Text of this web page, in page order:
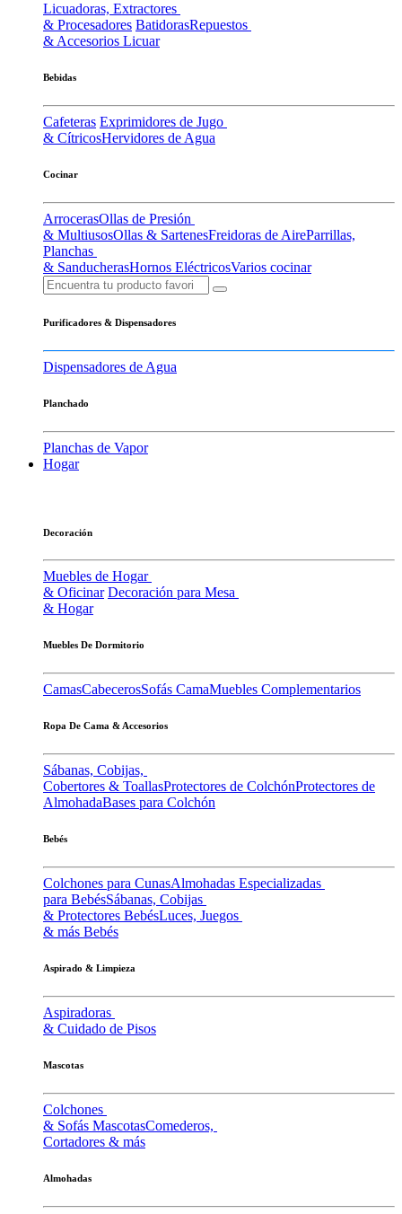
Licuadoras, Extractores
& Procesadores BatidorasRepuestos
& Accesorios Licuar
Bebidas
Cafeteras Exprimidores de Jugo
& CítricosHervidores de Agua
Cocinar
ArrocerasOllas de Presión
& MultiusosOllas & SartenesFreidoras de AireParrillas,
Planchas
& SanducherasHornos EléctricosVarios cocinar
Purificadores & Dispensadores
Dispensadores de Agua
Planchado
Planchas de Vapor
Hogar
Decoración
Muebles de Hogar
& Oficinar Decoración para Mesa
& Hogar
Muebles De Dormitorio
CamasCabecerosSofás CamaMuebles Complementarios
Ropa De Cama & Accesorios
Sábanas, Cobijas,
Cobertores & ToallasProtectores de ColchónProtectores de
AlmohadaBases para Colchón
Bebés
Colchones para CunasAlmohadas Especializadas
para BebésSábanas, Cobijas
& Protectores BebésLuces, Juegos
& más Bebés
Aspirado & Limpieza
Aspiradoras
& Cuidado de Pisos
Mascotas
Colchones
& Sofás MascotasComederos,
Cortadores & más
Almohadas